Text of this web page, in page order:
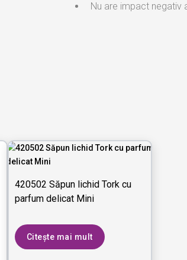
Nu are impact negativ
420502 Săpun lichid Tork cu
parfum delicat Mini
Citește mai mult